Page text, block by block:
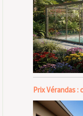
Prix Vérandas